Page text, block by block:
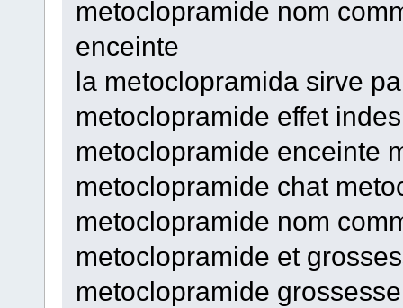
metoclopramide nom
enceinte
la metoclopramida sirve
metoclopramide effet
metoclopramide enceinte
metoclopramide chat
metoclopramide nom
metoclopramide et
metoclopramide